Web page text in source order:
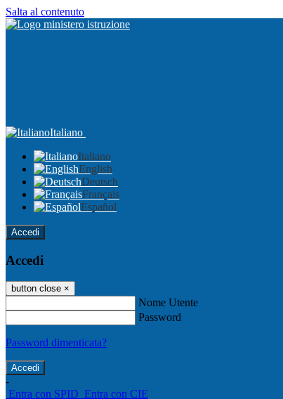
Salta al contenuto
Italiano
Italiano
English
Deutsch
Français
Español
Accedi
Accedi
button close ×
Nome Utente
Password
Password dimenticata?
-
Entra con SPID Entra con CIE